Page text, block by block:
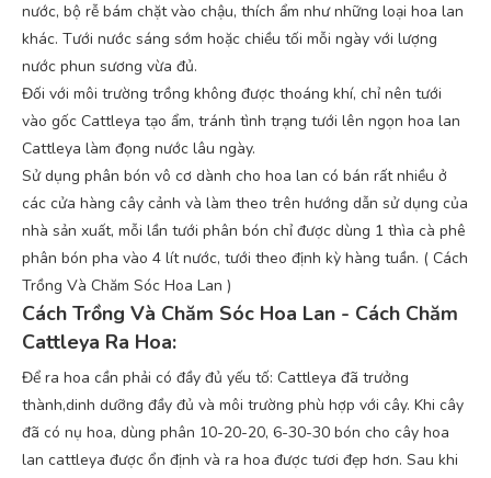
nước, bộ rễ bám chặt vào chậu, thích ẩm như những loại hoa lan
khác. Tưới nước sáng sớm hoặc chiều tối mỗi ngày với lượng
nước phun sương vừa đủ.
Đối với môi trường trồng không được thoáng khí, chỉ nên tưới
vào gốc Cattleya tạo ẩm, tránh tình trạng tưới lên ngọn hoa lan
Cattleya làm đọng nước lâu ngày.
Sử dụng phân bón vô cơ dành cho hoa lan có bán rất nhiều ở
các cửa hàng cây cảnh và làm theo trên hướng dẫn sử dụng của
nhà sản xuất, mỗi lần tưới phân bón chỉ được dùng 1 thìa cà phê
phân bón pha vào 4 lít nước, tưới theo định kỳ hàng tuần. ( Cách
Trồng Và Chăm Sóc Hoa Lan )
Cách Trồng Và Chăm Sóc Hoa Lan - Cách Chăm
Cattleya Ra Hoa:
Để ra hoa cần phải có đầy đủ yếu tố: Cattleya đã trưởng
thành,dinh dưỡng đầy đủ và môi trường phù hợp với cây. Khi cây
đã có nụ hoa, dùng phân 10-20-20, 6-30-30 bón cho cây hoa
lan cattleya được ổn định và ra hoa được tươi đẹp hơn. Sau khi